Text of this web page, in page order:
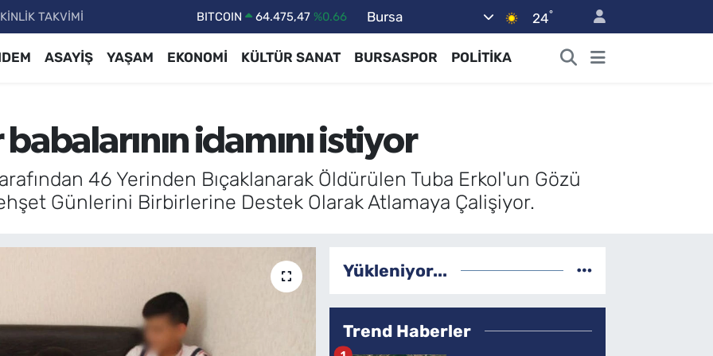
TAKVİMİ DOLAR 47,5971 %0.05
BİST100
13.703 %0
Bursa 24°
ASAYİŞ YAŞAM EKONOMİ KÜLTÜR SANAT BURSASPOR POLİTİKA
idamını istiyor
46 Yerinden Bıçaklanarak Öldürülen Tuba Erkol'un Gözü
Günlerini Birbirlerine Destek Olarak Atlamaya Çalişiyor.
Yükleniyor...
Trend Haberler